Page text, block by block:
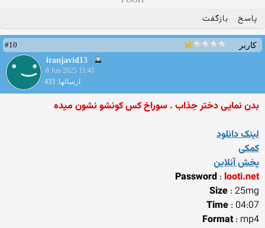
پاسخ بازگفت
کاربر
#10
iranjavid13
8 Jun 2025 11:41
ارسالها: 433
بدن نمایی دختر جذاب . سوراخ کس کونشو نشون میده
لینک دانلود
کمکی
پخش آنلاین
Password : looti.net
Size : 25mg
Time : 04:07
Format: mp4